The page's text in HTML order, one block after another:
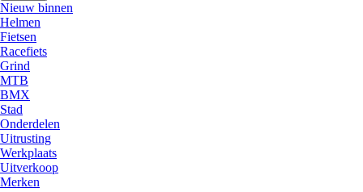
Nieuw binnen
Helmen
Fietsen
Racefiets
Grind
MTB
BMX
Stad
Onderdelen
Uitrusting
Werkplaats
Uitverkoop
Merken